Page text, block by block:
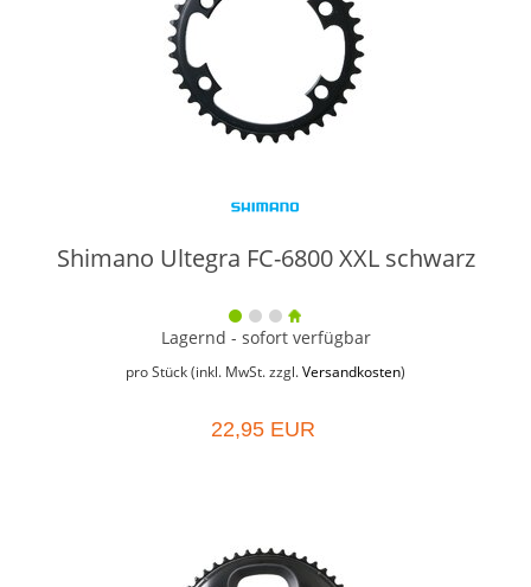
Shimano Ultegra FC-6800 XXL schwarz
Lagernd - sofort verfügbar
pro Stück (inkl. MwSt. zzgl. Versandkosten)
22,95 EUR